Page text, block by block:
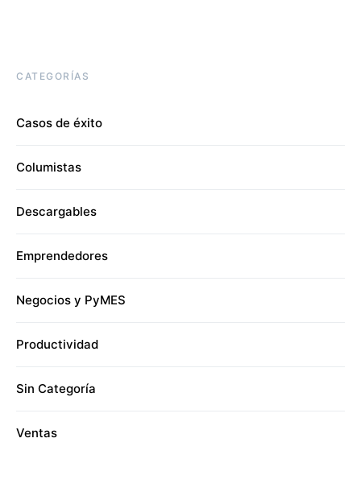
CATEGORÍAS
Casos de éxito
Columistas
Descargables
Emprendedores
Negocios y PyMES
Productividad
Sin Categoría
Ventas